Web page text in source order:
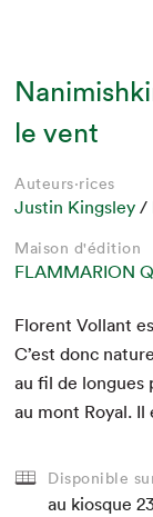
le vent
Auteurs·rices
Justin Kingsley /
Maison d'édition
FLAMMARION
Flo­rent Vol­lant
C’est donc
au fil de longues
au mont Roy­al.
Disponible
au kiosque